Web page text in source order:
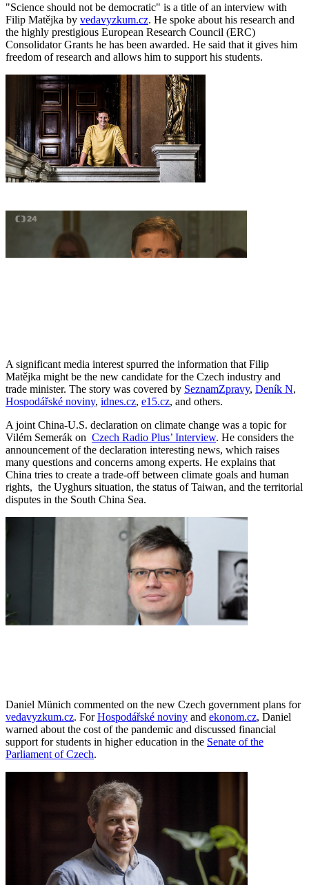
"Science should not be democratic" is a title of an interview with
Filip Matějka by vedavyzkum.cz. He spoke about his research and
the highly prestigious European Research Council (ERC)
Consolidator Grants he has been awarded. He said that it gives him
freedom of research and allows him to support his students.
A significant media interest spurred the information that Filip
Matějka might be the new candidate for the Czech industry and
trade minister. The story was covered by SeznamZpravy, Deník N,
Hospodářské noviny, idnes.cz, e15.cz, and others.
A joint China-U.S. declaration on climate change was a topic for
Vilém Semerák on Czech Radio Plus’ Interview. He considers the
announcement of the declaration interesting news, which raises
many questions and concerns among experts. He explains that
China tries to create a trade-off between climate goals and human
rights, the Uyghurs situation, the status of Taiwan, and the territorial
disputes in the South China Sea.
Daniel Münich commented on the new Czech government plans for
vedavyzkum.cz. ForHospodářské noviny and ekonom.cz, Daniel
warned about the cost of the pandemic and discussed financial
support for students in higher education in the Senate of the
Parliament of Czech.